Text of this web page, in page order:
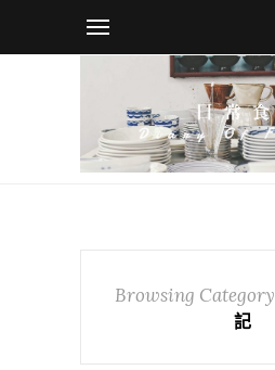
Browsing Category
記